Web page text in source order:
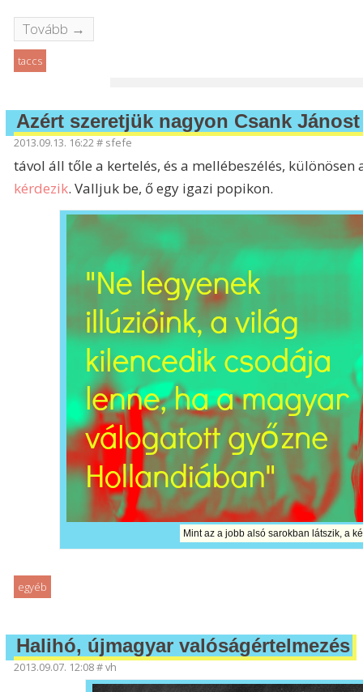
Tovább →
taccs
Azért szeretjük nagyon Csank
2013.09.13. 16:22# sfefe
távol áll tőle a kertelés, és a mellébeszélés, különösen
kérdezik. Valljuk be, ő egy igazi popikon.
Mint az a jobb alsó sarokban látszik, a
egyéb
Halihó, újmagyar valóságértelmezés
2013.09.07. 12:08#vh